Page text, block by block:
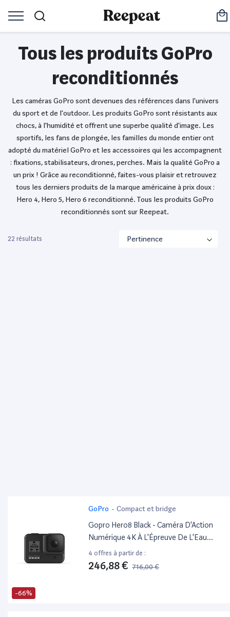
Tous les produits GoPro
reconditionnés
Les caméras GoPro sont devenues des références dans l'univers
du sport et de l'outdoor. Les produits GoPro sont résistants aux
chocs, à l'humidité et offrent une superbe qualité d'image. Les
sportifs, les fans de plongée, les familles du monde entier ont
adopté du matériel GoPro et les accessoires qui les accompagnent
: fixations, stabilisateurs, drones, perches. Mais la qualité GoPro a
un prix ! Grâce au reconditionné, faites-vous plaisir et retrouvez
tous les derniers produits de la marque américaine à prix doux :
Hero 4, Hero 5, Hero 6 reconditionné. Tous les produits GoPro
reconditionnés sont sur Reepeat.
22 résultats
-66%
GoPro - Compact et bridge
Gopro Hero8 Black - Caméra D'Action
Numérique 4K À L'Épreuve De L'Eau
Avec Stabilisation Avancée, Système À
Écran Tactile Et Contrôle Vocal
4 offres à partir de :
246,88 € 716,00 €